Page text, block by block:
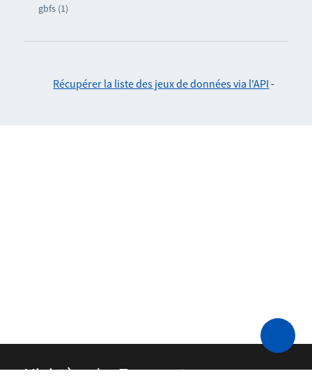
gbfs (1)
Récupérer la liste des jeux de données via l'API -